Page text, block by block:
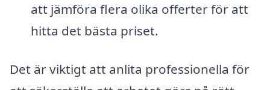
att jämföra flera olika offerter för att
hitta det bästa priset.
Det är viktigt att anlita professionella för